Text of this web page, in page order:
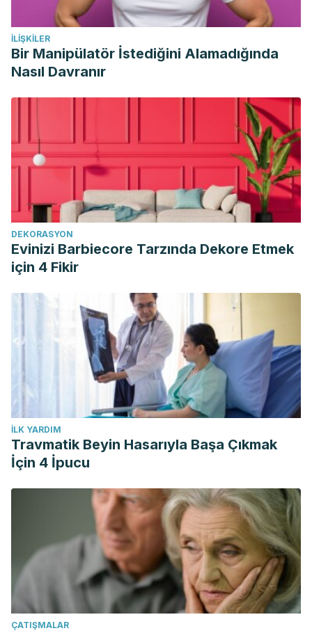
İLIŞKILER
Bir Manipülatör İstediğini Alamadığında
Nasıl Davranır
DEKORASYON
Evinizi Barbiecore Tarzında Dekore Etmek
için 4 Fikir
İLK YARDIM
Travmatik Beyin Hasarıyla Başa Çıkmak
İçin 4 İpucu
ÇATIŞMALAR